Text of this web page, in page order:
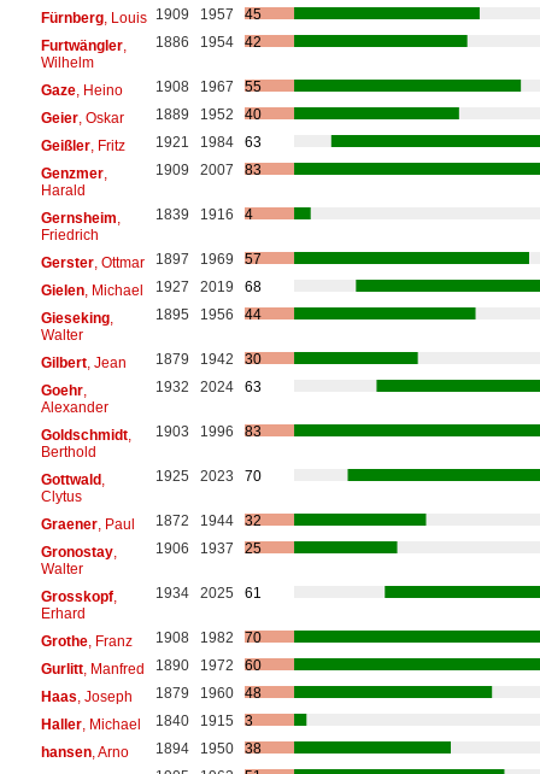
Fürnberg, Louis 1909 1957
45
Furtwängler,
Wilhelm
1886 1954 42
Gaze, Heino 1908 1967
55
Geier, Oskar 1889 1952
40
Geißler, Fritz 1921 1984
63
Genzmer,
Harald
1909 2007 83
Gernsheim
Friedrich
1839 1916 4
Gerster, Ottmar 1897 1969
57
Gielen, Michael 1927 2019
68
Gieseking,
Walter
1895 1956 44
Gilbert, Jean 1879 1942
30
Goehr,
Alexander
1932 2024 63
Goldschmidt,
Berthold
1903 1996 83
Gottwald,
Clytus
1925 2023 70
Graener, Paul 1872 1944
32
Gronostay,
Walter
1906 1937 25
Grosskopf,
Erhard
1934 2025 61
Grothe, Franz 1908 1982
70
Gurlitt, Manfred 1890 1972
60
Haas , Joseph 1879 1960
48
Haller, Michael 1840 1915
3
hansen, Arno 1894 1950
38